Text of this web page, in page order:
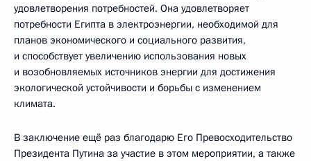
удовлетворения потребностей. Она удовлетворяет
потребности Египта в электроэнергии, необходимой для
планов экономического и социального развития,
и способствует увеличению использования новых
и возобновляемых источников энергии для достижения
экологической устойчивости и борьбы с изменением
климата.
В заключение ещё раз благодарю Его Превосходительство
Президента Путина за участие в этом мероприятии, а также